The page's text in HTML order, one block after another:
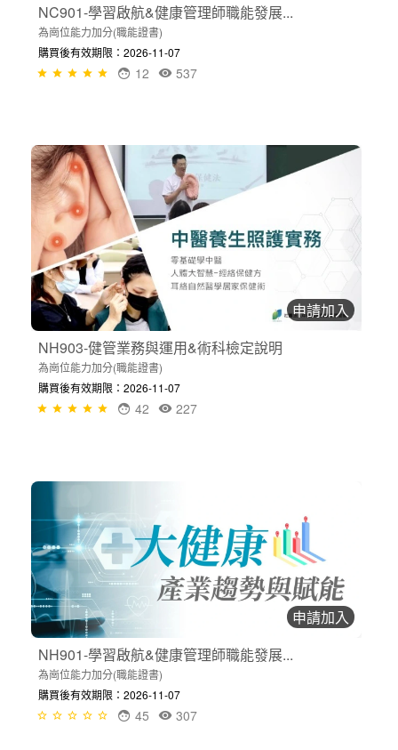
NC901-學習啟航&健康管理師職能發展...
為崗位能力加分(職能證書)
購買後有效期限：2026-11-07
537
12
申請加入
NH903-健管業務與運用&術科檢定說明
為崗位能力加分(職能證書)
購買後有效期限：2026-11-07
227
42
申請加入
NH901-學習啟航&健康管理師職能發展...
為崗位能力加分(職能證書)
購買後有效期限：2026-11-07
307
45